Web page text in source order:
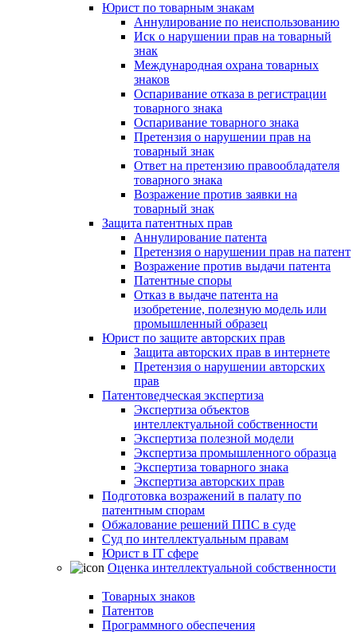
Юрист по товарным знакам
Аннулирование по неиспользованию
Иск о нарушении прав на товарный
знак
Международная охрана товарных
знаков
Оспаривание отказа в регистрации
товарного знака
Оспаривание товарного знака
Претензия о нарушении прав на
товарный знак
Ответ на претензию правообладателя
товарного знака
Возражение против заявки на
товарный знак
Защита патентных прав
Аннулирование патента
Претензия о нарушении прав на патент
Возражение против выдачи патента
Патентные споры
Отказ в выдаче патента на
изобретение, полезную модель или
промышленный образец
Юрист по защите авторских прав
Защита авторских прав в интернете
Претензия о нарушении авторских
прав
Патентоведческая экспертиза
Экспертиза объектов
интеллектуальной собственности
Экспертиза полезной модели
Экспертиза промышленного образца
Экспертиза товарного знака
Экспертиза авторских прав
Подготовка возражений в палату по
патентным спорам
Обжалование решений ППС в суде
Суд по интеллектуальным правам
Юрист в IT сфере
Оценка интеллектуальной собственности
Товарных знаков
Патентов
Программного обеспечения